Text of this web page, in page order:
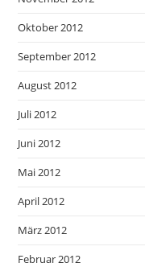
Oktober 2012
September 2012
August 2012
Juli 2012
Juni 2012
Mai 2012
April 2012
März 2012
Februar 2012